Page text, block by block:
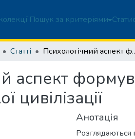
Пошук за критеріями
Статті Психологічний аспект
аспект
цивілізації
Анотація
Розглядаються